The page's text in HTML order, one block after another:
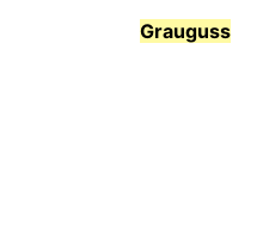
Grauguss